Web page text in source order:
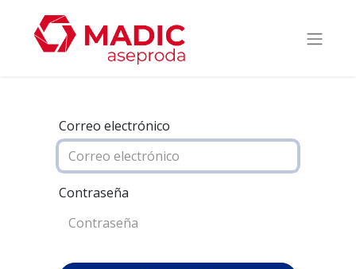
Correo electrónico
Contraseña